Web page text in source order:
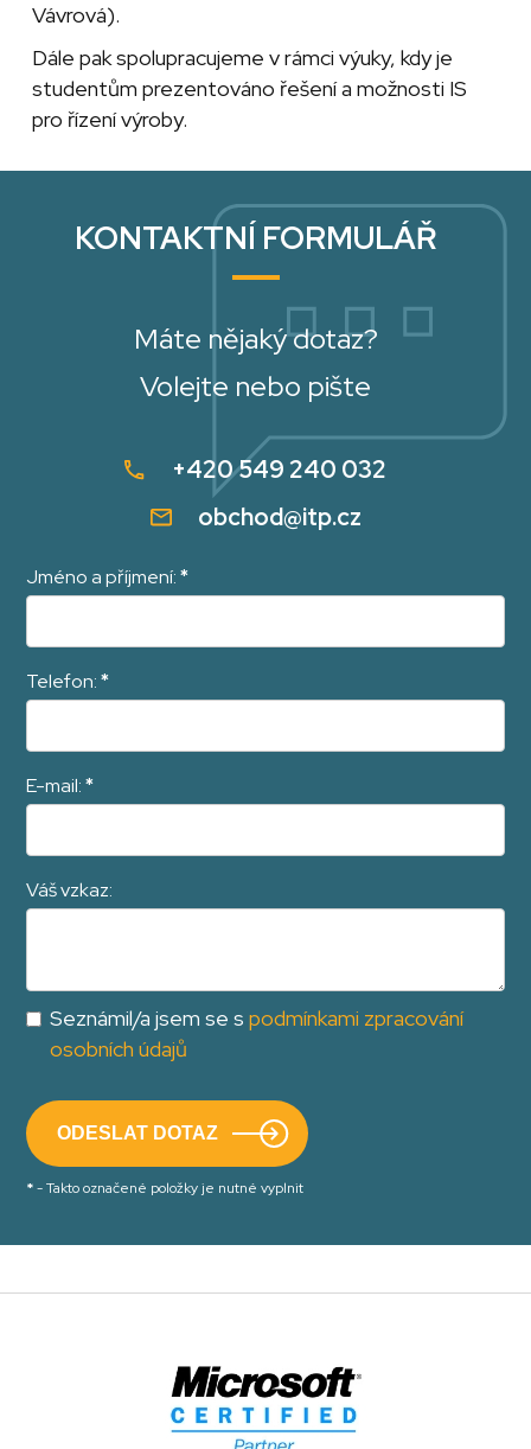
Vávrová).
Dále pak spolupracujeme v rámci výuky, kdy je
studentům prezentováno řešení a možnosti IS
pro řízení výroby.
KONTAKTNÍ FORMULÁŘ
Máte nějaký dotaz?
Volejte nebo pište
+420 549 240 032
obchod@itp.cz
Jméno a příjmení:*
Telefon:*
E-mail:*
Váš vzkaz:
Seznámil/a jsem se spodmínkami zpracování
osobních údajů
*- Takto označené položky je nutné vyplnit